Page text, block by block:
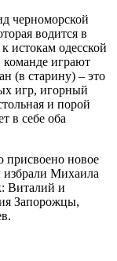
черноморской
водится в
истокам одесской
играют
(в старину) – это
игр, игорный
и порой
в себе оба
присвоено новое
избрали Михаила
Виталий и
Запорожцы,